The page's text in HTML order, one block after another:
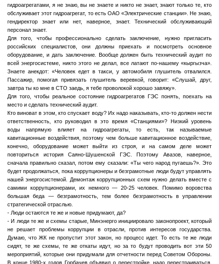
гидроагрегатами, я не знаю, вы не знаете и никто не знает, знают только те, кто
обслуживает этот гидроагрегат, то есть ОАО «Электрические станции». Не знаю,
гендиректор знает или нет, наверное, знает. Технический обслуживающий
персонал знает.
Для того, чтобы профессионально сделать заключение, нужно пригласить
российских специалистов, они должны приехать и посмотреть основное
оборудование, и дать заключение. Вообще должен быть технический аудит по
всей энергосистеме, никто этого не делал, все латают по-нашему «кыргызча».
Знаете анекдот: «Человек едет в такси, у автомобиля глушитель отвалился.
Пассажир, помогая привязать глушитель веревкой, говорит: «Слушай, друг,
завтра ты ко мне в СТО заедь, я тебе проволокой хорошо завяжу».
Для того, чтобы реальное состояние гидроагрегатов ГЭС понять, поехать на
место и сделать технический аудит.
Кто виноват в этом, кто спускает воду? Их надо наказывать, кто-то должен нести
ответственность, кто руководил в это время «Станциями»? Низкий уровень
воды напрямую влияет на гидроагрегаты, то есть, так называемые
кавитационные воздействия, поэтому чем больше кавитационное воздействие,
конечно, оборудование может выйти из строя, и на самом деле может
повториться история Саяно-Шушенской ГЭС. Поэтому Авазов, наверное,
сначала правильно сказал, потом ему сказали: «Ты чего народ пугаешь?». Это
будет продолжаться, пока коррупционеры и безграмотные люди будут управлять
нашей энергосистемой. Демонтаж коррупционных схем нужно делать вместе с
самими коррупционерами, их немного — 20-25 человек. Помимо воровства
большая беда — безграмотность, тем более безграмотность в управлении
стратегической отраслью.
- Люди остаются те же и новые придумают, да?
- И люди те же и схемы старые, Минэнерго инициировало законопроект, который
не решает проблемы коррупции в отрасли, против интересов государства.
Думаю, что ЖК не пропустит этот закон, но процесс идет. То есть те же люди
сидят, те же схемы, те же откаты идут, но за то будут проводить вот эти 50
мероприятий, которые они придумали для отчетности перед Советом Обороны.
В конце 1980-х годов Горбачев объявил о перестройке, надо перестраиваться,